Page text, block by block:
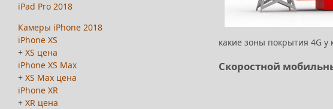
какие зоны покрытия 4G
Скоростной
iPad Pro 2018
Камеры iPhone 2018
iPhone XS
+ XS цена
iPhone XS Max
+ XS Max цена
iPhone XR
+ XR цена